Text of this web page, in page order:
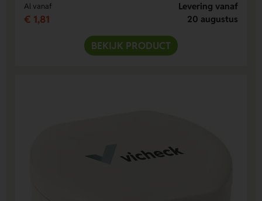
Al vanaf
€ 1,81
Levering vanaf
20 augustus
BEKIJK PRODUCT